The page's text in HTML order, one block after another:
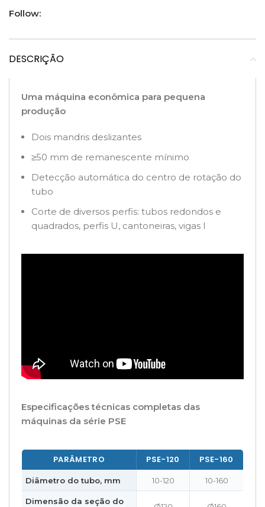
Follow:
DESCRIÇÃO
Uma máquina econômica para pequena
produção
Dois mandris deslizantes
≥50 mm de remanescente mínimo
Detecção automática do centro de rotação do
tubo
Corte de diversos perfis: tubos redondos e
quadrados, perfis U, cantoneiras, vigas I
Especificações técnicas completas das
máquinas da série PSE
PARÂMETRO PSE-120 PSE-160
Diâmetro do tubo, mm 10-120 10-160
Dimensão da seção do